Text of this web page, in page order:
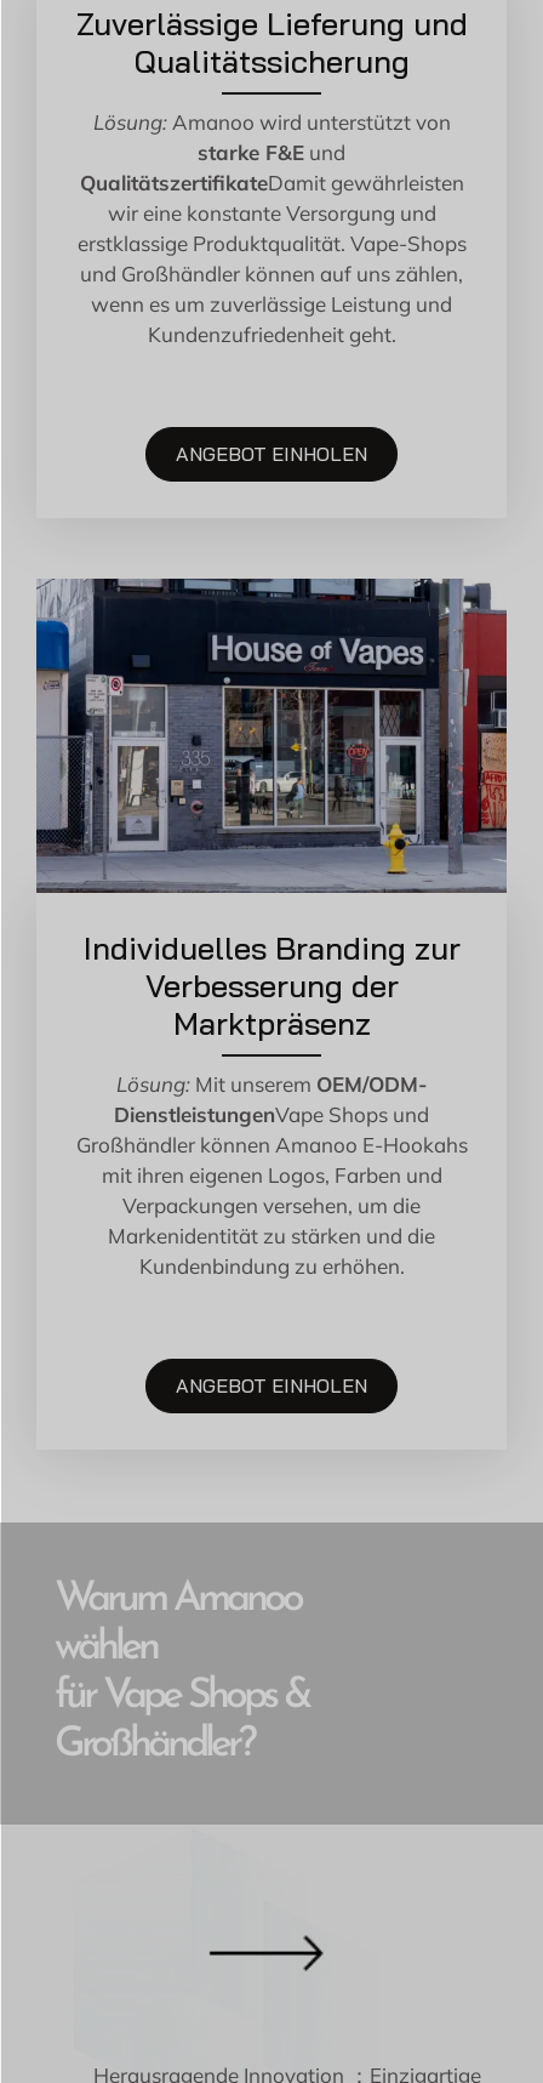
Zuverlässige Lieferung und
Qualitätssicherung
Lösung:Amanoo wird unterstützt von
starke F&E und
QualitätszertifikateDamit gewährleisten
wir eine konstante Versorgung und
erstklassige Produktqualität. Vape-Shops
und Großhändler können auf uns zählen,
wenn es um zuverlässige Leistung und
Kundenzufriedenheit geht.
ANGEBOT EINHOLEN
Individuelles Branding zur
Verbesserung der
Marktpräsenz
Lösung: Mit unserem OEM/ODM-
DienstleistungenVape Shops und
Großhändler können Amanoo E-Hookahs
mit ihren eigenen Logos, Farben und
Verpackungen versehen, um die
Markenidentität zu stärken und die
Kundenbindung zu erhöhen.
ANGEBOT EINHOLEN
Warum Amanoo
wählen
für Vape Shops &
Großhändler?
Herausragende Innovation ：Einzigartige